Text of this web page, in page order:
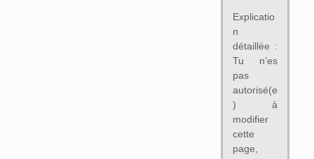
Explicatio
n
détaillée :
Tu n’es
pas
autorisé(e
) à
modifier
cette
page,